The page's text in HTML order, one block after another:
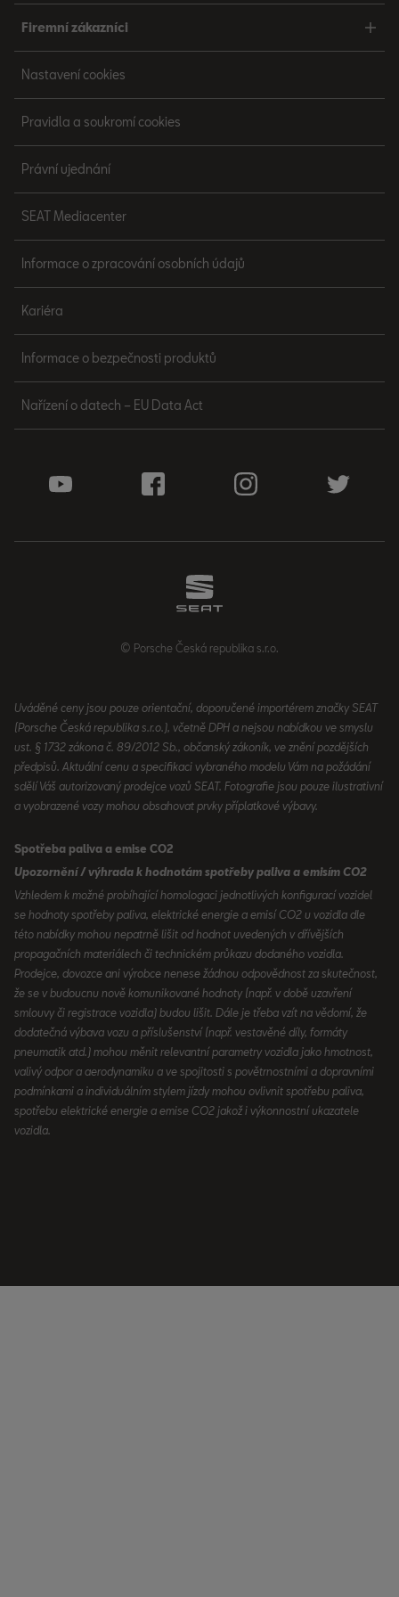
Firemní zákazníci
Nastavení cookies
Pravidla a soukromí cookies
Právní ujednání
SEAT Mediacenter
Informace o zpracování osobních údajů
Kariéra
Informace o bezpečnosti produktů
Nařízení o datech – EU Data Act
© Porsche Česká republika s.r.o.
Uváděné ceny jsou pouze orientační, doporučené importérem značky SEAT
(Porsche Česká republika s.r.o.), včetně DPH a nejsou nabídkou ve smyslu
ust. § 1732 zákona č. 89/2012 Sb., občanský zákoník, ve znění pozdějších
předpisů. Aktuální cenu a specifikaci vybraného modelu Vám na požádání
sdělí Váš autorizovaný prodejce vozů SEAT. Fotografie jsou pouze ilustrativní
a vyobrazené vozy mohou obsahovat prvky příplatkové výbavy.
Spotřeba paliva a emise CO2
Upozornění / výhrada k hodnotám spotřeby paliva a emisím CO2
Vzhledem k možné probíhající homologaci jednotlivých konfigurací vozidel
se hodnoty spotřeby paliva, elektrické energie a emisí CO2 u vozidla dle
této nabídky mohou nepatrně lišit od hodnot uvedených v dřívějších
propagačních materiálech či technickém průkazu dodaného vozidla.
Prodejce, dovozce ani výrobce nenese žádnou odpovědnost za skutečnost,
že se v budoucnu nově komunikované hodnoty (např. v době uzavření
smlouvy či registrace vozidla) budou lišit. Dále je třeba vzít na vědomí, že
dodatečná výbava vozu a příslušenství (např. vestavěné díly, formáty
pneumatik atd.) mohou měnit relevantní parametry vozidla jako hmotnost,
valivý odpor a aerodynamiku a ve spojitosti s povětrnostními a dopravními
podmínkami a individuálním stylem jízdy mohou ovlivnit spotřebu paliva,
spotřebu elektrické energie a emise CO2 jakož i výkonnostní ukazatele
vozidla.